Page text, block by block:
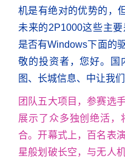
机是有绝对的优势的，
未来的2P1000这些主
是否有Windows下面的
敬的投资者，您好。国
图、长城信息、中让我们
团队五大项目，参赛选
展示了众多独创绝活，
合。开幕式上，百名表
星般划破长空，与无人